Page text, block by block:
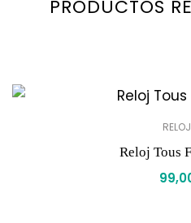
PRODUCTOS
Reloj Tous